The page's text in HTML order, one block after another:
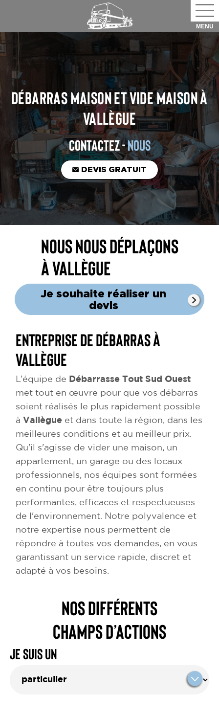
DÉBARRAS MAISON ET VIDE MAISONÀ
VALLÈGUE
CONTACTEZ -NOUS
DEVIS GRATUIT
Nous nous déplaçons
à Vallègue
Je souhaite réaliser un
devis
Entreprise de débarras à
Vallègue
L’équipe de
Débarrasse Tout Sud Ouest
met tout en œuvre pour que vos débarras
soient réalisés le plus rapidement possible
à Vallègue et dans toute la région, dans les
meilleures conditions et au meilleur prix.
Qu'il s'agisse de vider une maison, un
appartement, un garage ou des locaux
professionnels, nos équipes sont formées
en continu pour être toujours plus
performantes, efficaces et respectueuses
de l'environnement. Notre polyvalence et
notre expertise nous permettent de
répondre à toutes vos demandes, en vous
garantissant un service rapide, discret et
adapté à vos besoins.
NOS DIFFÉRENTS
CHAMPS D’ACTIONS
Je suis un